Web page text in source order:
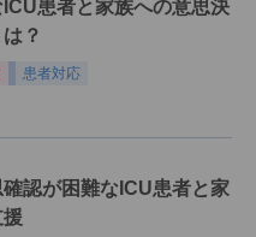
患者と家族への意思決
？
患者対応
確認が困難なICU患者と家